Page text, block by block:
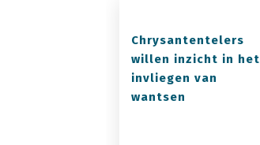
Chrysantentelers
willen inzicht in het
invliegen van
wantsen